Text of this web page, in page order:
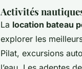
Activités
La location bateau
explorer les
Pilat, excursions